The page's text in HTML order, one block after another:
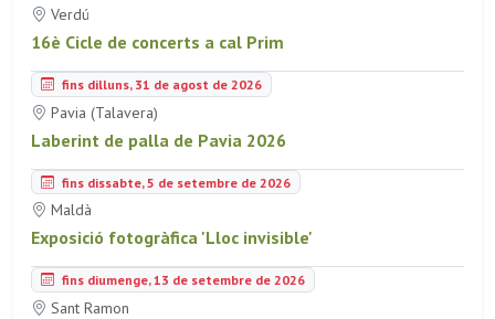
Verdú
16è Cicle de concerts a cal Prim
fins dilluns, 31 de agost de 2026
Pavia (Talavera)
Laberint de palla de Pavia 2026
fins dissabte, 5 de setembre de 2026
Maldà
Exposició fotogràfica 'Lloc invisible'
fins diumenge, 13 de setembre de 2026
Sant Ramon